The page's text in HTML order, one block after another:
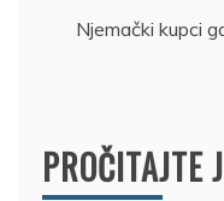
Njemački kupci
PROČITAJTE